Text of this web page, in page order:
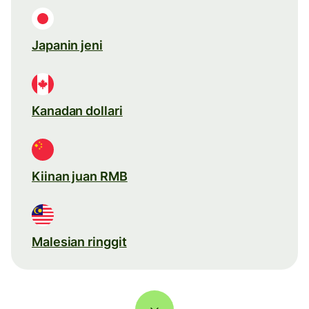
Japanin jeni
Kanadan dollari
Kiinan juan RMB
Malesian ringgit